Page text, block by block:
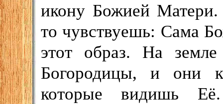
икону Божией
то чувствуешь: Сама
этот образ. На
Богородицы, и они
которые видишь Её.